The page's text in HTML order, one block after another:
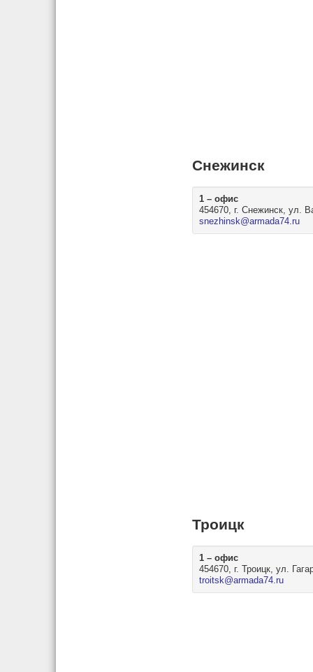
Снежинск
1 – офис
454670, г. Снежинск, ул.
snezhinsk@armada74.ru
Троицк
1 – офис
454670, г. Троицк, ул.
troitsk@armada74.ru